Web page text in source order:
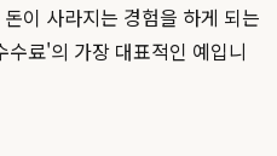
이 사라지는 경험을 하게 되는
료'의 가장 대표적인 예입니